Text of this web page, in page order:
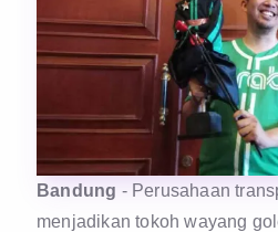
Bandung - Perusahaan
menjadikan tokoh wayang